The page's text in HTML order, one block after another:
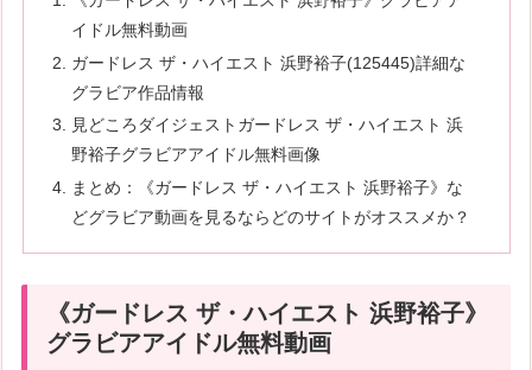
イドル無料動画
ガードレス ザ・ハイエスト 浜野裕子(125445)詳細な
グラビア作品情報
見どころダイジェストガードレス ザ・ハイエスト 浜
野裕子グラビアアイドル無料画像
まとめ：《ガードレス ザ・ハイエスト 浜野裕子》な
どグラビア動画を見るならどのサイトがオススメか？
《ガードレス ザ・ハイエスト 浜野裕子》
グラビアアイドル無料動画